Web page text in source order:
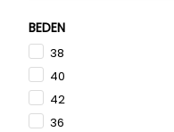
BEDEN
38
40
42
36